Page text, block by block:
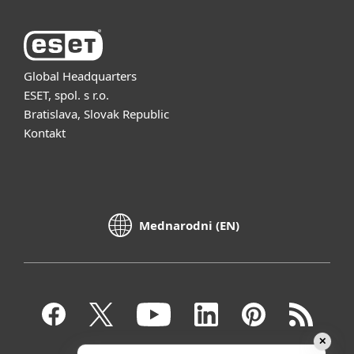
Global Headquarters
ESET, spol. s r.o.
Bratislava, Slovak Republic
Kontakt
Mednarodni (EN)
✕